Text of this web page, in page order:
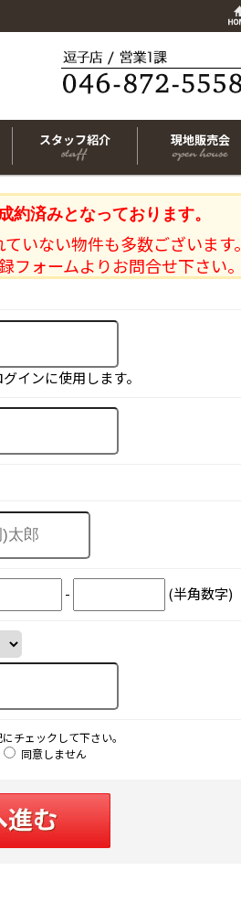
スタッフ紹介 現地販売会
約済みとなっております。
いない物件も多数ございます。
フォームよりお問合せ下さい。
インに使用します。
- (半角数字)
チェックして下さい。
同意しません